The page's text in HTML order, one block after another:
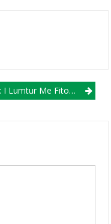
Fitoren, Në Futboll Gjithçka Është E Vështirë!